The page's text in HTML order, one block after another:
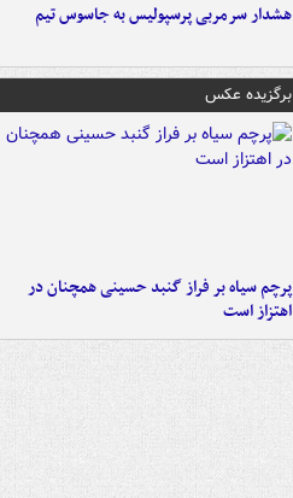
هشدار سرمربی پرسپولیس به جاسوس تیم
برگزیده عکس
پرچم سیاه بر فراز گنبد حسینی همچنان در
اهتزاز است